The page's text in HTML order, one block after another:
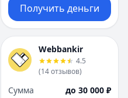
Получить деньги
Webbankir
4.5
(14отзывов)
Сумма
до 30 000 ₽